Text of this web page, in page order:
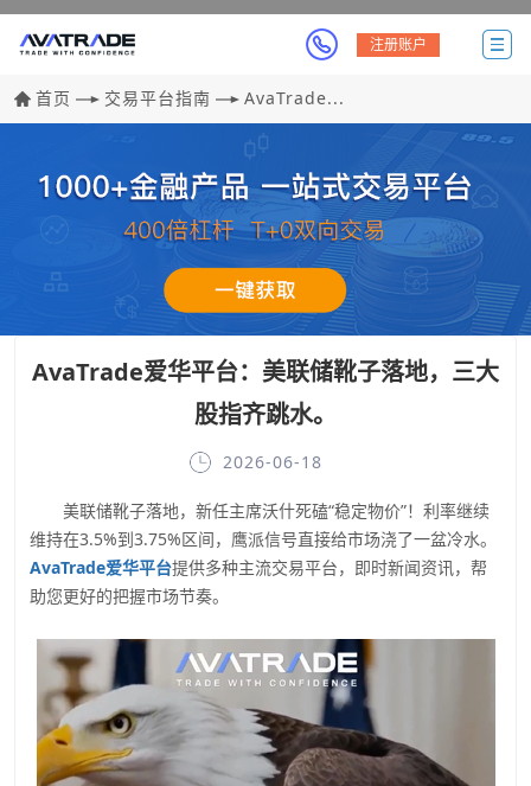
注册账户
首页 交易平台指南 AvaTrade...
AvaTrade爱华平台：美联储靴子落地，三大
股指齐跳水。
2026-06-18
美联储靴子落地，新任主席沃什死磕“稳定物价”！利率继续
维持在3.5%到3.75%区间，鹰派信号直接给市场浇了一盆冷水。
AvaTrade爱华平台提供多种主流交易平台，即时新闻资讯，帮
助您更好的把握市场节奏。